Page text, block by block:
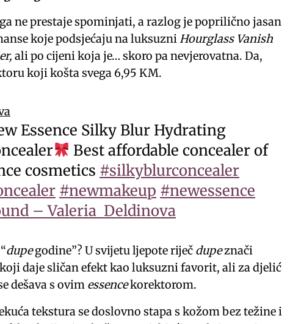
ne prestaje spominjati, a razlog je poprilično jasan
koje podsjećaju na luksuzniHourglass Vanish
ali po cijeni koja je… skoro pa nevjerovatna. Da,
koji košta svega 6,95 KM.
Essence Silky Blur Hydrating
Best affordable concealer of
cosmetics #silkyblurconcealer
#newmakeup #newessence
– Valeria Deldinova
dupegodine”? U svijetu ljepote riječ dupeznači
daje sličan efekt kao luksuzni favorit, ali za djelić
dešava s ovim essencekorektorom.
tekstura se doslovno stapa s kožom bez težine i